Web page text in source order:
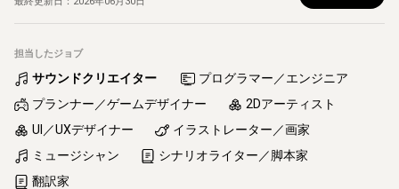
担当したジョブ
サウンドクリエイター
プログラマー／エンジニア
プランナー／ゲームデザイナー
2Dアーティスト
UI／UXデザイナー
イラストレーター／画家
ミュージシャン
シナリオライター／脚本家
翻訳家